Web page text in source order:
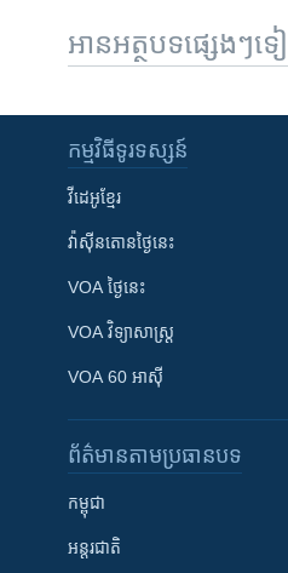
អានអត្ថបទផ្សេងៗទ
កម្មវិធី​ទូរទស្សន៍
វីដេអូ​ខ្មែរ
វ៉ាស៊ីនតោន​ថ្ងៃ​នេះ
VOA ថ្ងៃនេះ
VOA ​វិទ្យាសាស្ត្រ
VOA 60 អាស៊ី
ព័ត៌មាន​តាមប្រធានបទ​
កម្ពុជា
អន្តរជាតិ